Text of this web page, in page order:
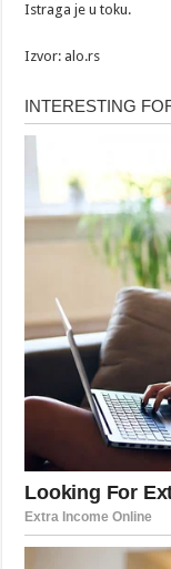
Istraga je u toku.
Izvor: alo.rs